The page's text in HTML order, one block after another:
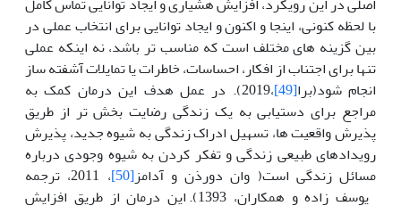
با لحظه کنونی، اینجا و اکنون و ایجاد توانایی برای انتخاب عملی در
بین گزینه های مختلف است که مناسب تر باشد، نه اینکه عملی
تنها برای اجتناب از افکار، احساسات، خاطرات یا تمایلات آشفته ساز
انجام شود(برا[49]
،2019). در عمل هدف این درمان کمک به
مراجع برای دستیابی به یک زندگی رضایت بخش تر از طریق
پذیرش واقعیت ها، تسهیل ادراک زندگی به شیوه جدید، پذیرش
رویدادهای طبیعی زندگی و تفکر کردن به شیوه وجودی درباره
مسائل زندگی است( وان دورذن و آدامز[50]
، 2011، ترجمه
یوسف زاده و همکاران، 1393). این درمان از طریق افزایش